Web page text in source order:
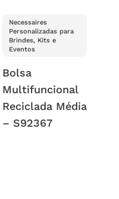
Necessaires
Personalizadas para
Brindes, Kits e
Eventos
Bolsa
Multifuncional
Reciclada Média
– S92367